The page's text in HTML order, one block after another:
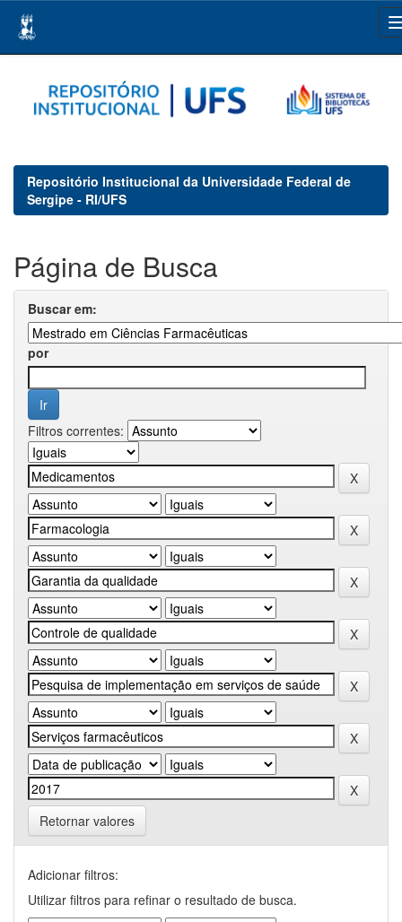
navigation
Repositório Institucional da Universidade Federal de
Sergipe - RI/UFS
Página de Busca
Buscar em:
por
Filtros correntes:
Retornar valores
Adicionar filtros:
Utilizar filtros para refinar o resultado de busca.